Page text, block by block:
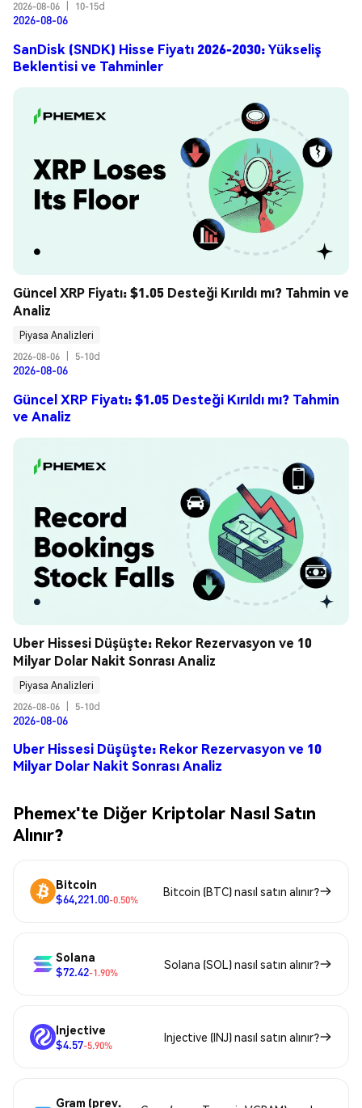
2026-08-06
10-15d
2026-08-06
SanDisk (SNDK) Hisse Fiyatı 2026-2030: Yükseliş
Beklentisi ve Tahminler
Güncel XRP Fiyatı: $1.05 Desteği Kırıldı mı? Tahmin ve
Analiz
Piyasa Analizleri
2026-08-06
5-10d
2026-08-06
Güncel XRP Fiyatı: $1.05 Desteği Kırıldı mı? Tahmin
ve Analiz
Uber Hissesi Düşüşte: Rekor Rezervasyon ve 10
Milyar Dolar Nakit Sonrası Analiz
Piyasa Analizleri
2026-08-06
5-10d
2026-08-06
Uber Hissesi Düşüşte: Rekor Rezervasyon ve 10
Milyar Dolar Nakit Sonrası Analiz
Phemex'te Diğer Kriptolar Nasıl Satın
Alınır?
Bitcoin
$64,221.00-0.50%
Bitcoin (BTC) nasıl satın alınır?
Solana
$72.42-1.90%
Solana (SOL) nasıl satın alınır?
Injective
$4.57-5.90%
Injective (INJ) nasıl satın alınır?
Gram (prev.